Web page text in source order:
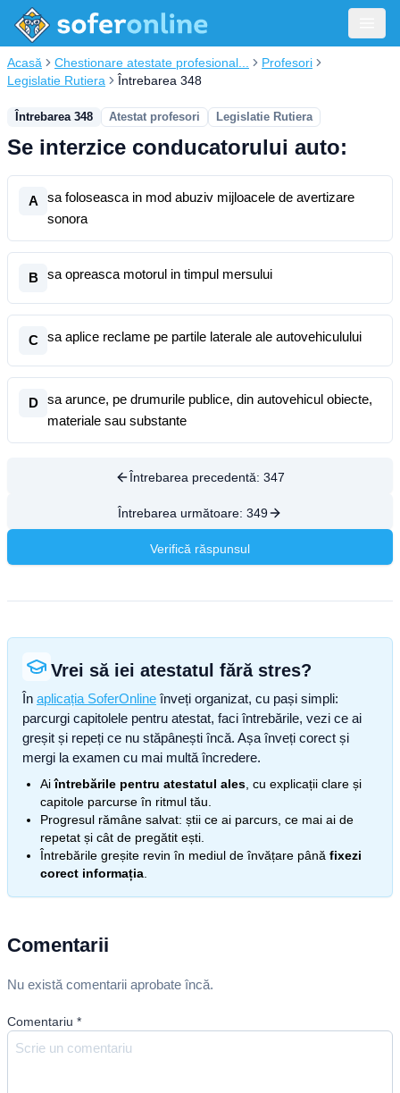
Acasă Chestionare atestate profesional...
Profesori
Legislatie Rutiera
Întrebarea 348
Întrebarea 348 Atestat profesori Legislatie Rutiera
Se interzice conducatorului auto:
A
sa foloseasca in mod abuziv mijloacele de avertizare
sonora
B sa opreasca motorul in timpul mersului
C sa aplice reclame pe partile laterale ale autovehiculului
D
sa arunce, pe drumurile publice, din autovehicul obiecte,
materiale sau substante
Întrebarea precedentă: 347
Întrebarea următoare: 349
Verifică răspunsul
Vrei să iei atestatul fără stres?
În aplicația SoferOnline înveți organizat, cu pași simpli:
parcurgi capitolele pentru atestat, faci întrebările, vezi ce ai
greșit și repeți ce nu stăpânești încă. Așa înveți corect și
mergi la examen cu mai multă încredere.
Aiîntrebările pentru atestatul ales , cu explicații clare și
capitole parcurse în ritmul tău.
Progresul rămâne salvat: știi ce ai parcurs, ce mai ai de
repetat și cât de pregătit ești.
Întrebările greșite revin în mediul de învățare până fixezi
corect informația
Comentarii
Nu există comentarii aprobate încă.
Comentariu *